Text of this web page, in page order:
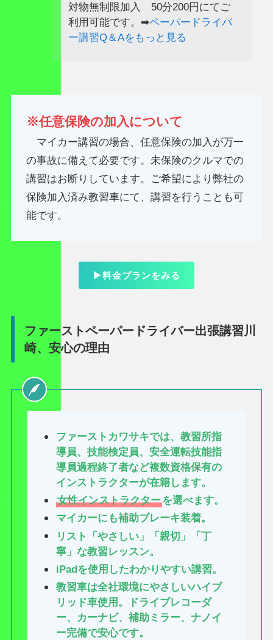
対物無制限加入 50分200円にてご
利用可能です。➡ペーパードライバ
ー講習Q＆Aをもっと見る
※任意保険の加入について
マイカー講習の場合、任意保険の加入が万一
の事故に備えて必要です。未保険のクルマでの
講習はお断りしています。ご希望により弊社の
保険加入済み教習車にて、講習を行うことも可
能です。
▶料金プランをみる
ファーストペーパードライバー出張講習川
崎、安心の理由
ファーストカワサキでは、教習所指
導員、技能検定員、安全運転技能指
導員過程終了者など複数資格保有の
インストラクターが在籍します。
女性インストラクターを選べます。
マイカーにも補助ブレーキ装着。
リスト「やさしい」「親切」「丁
寧」な教習レッスン。
iPadを使用したわかりやすい講習。
教習車は全社環境にやさしいハイブ
リッド車使用。ドライブレコーダ
ー、カーナビ、補助ミラー、ナノイ
ー完備で安心です。